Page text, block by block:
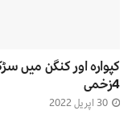
4زخمی